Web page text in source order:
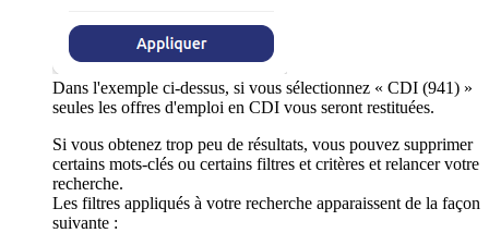
Dans l'exemple ci-dessus, si vous sélectionnez « CDI (941) »
seules les offres d'emploi en CDI vous seront restituées.
Si vous obtenez trop peu de résultats, vous pouvez supprimer
certains mots-clés ou certains filtres et critères et relancer votre
recherche.
Les filtres appliqués à votre recherche apparaissent de la façon
suivante :